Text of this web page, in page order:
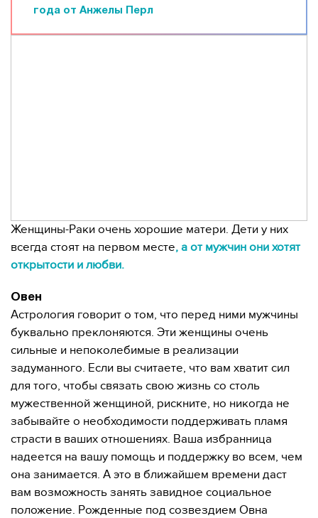
года от Анжелы Перл
Женщины-Раки очень хорошие матери. Дети у них
всегда стоят на первом месте, а от мужчин они хотят
открытости и любви.
Овен
Астрология говорит о том, что перед ними мужчины
буквально преклоняются. Эти женщины очень
сильные и непоколебимые в реализации
задуманного. Если вы считаете, что вам хватит сил
для того, чтобы связать свою жизнь со столь
мужественной женщиной, рискните, но никогда не
забывайте о необходимости поддерживать пламя
страсти в ваших отношениях. Ваша избранница
надеется на вашу помощь и поддержку во всем, чем
она занимается. А это в ближайшем времени даст
вам возможность занять завидное социальное
положение. Рожденные под созвездием Овна